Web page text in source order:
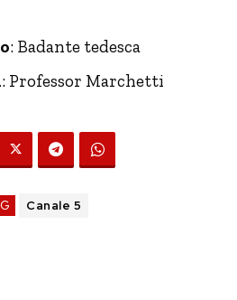
: Badante tedesca
: Professor Marchetti
Canale 5